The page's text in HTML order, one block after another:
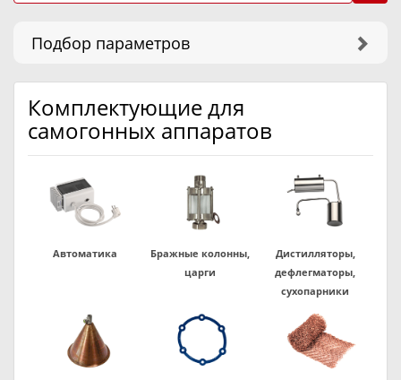
Подбор параметров
Комплектующие для
самогонных аппаратов
Автоматика
Бражные колонны,
царги
Дистилляторы,
дефлегматоры,
сухопарники